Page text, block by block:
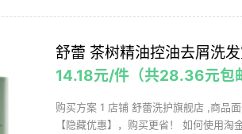
舒蕾 茶树精油控油去屑洗
14.18元/件（共28.36元包
购买方案 1 店铺 舒蕾洗护旗舰店 ,商品
【隐藏优惠】，购买更省！ 如何使用淘